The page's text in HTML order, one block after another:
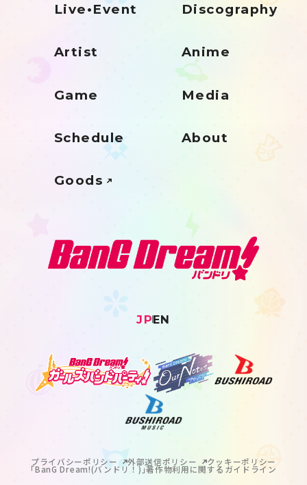
Live•Event Discography
Artist Anime
Game Media
Schedule About
Goods
JPEN
プライバシーポリシー 外部送信ポリシー クッキーポリシー
｢BanG Dream!(バンドリ！)｣著作物利用に関するガイドライン